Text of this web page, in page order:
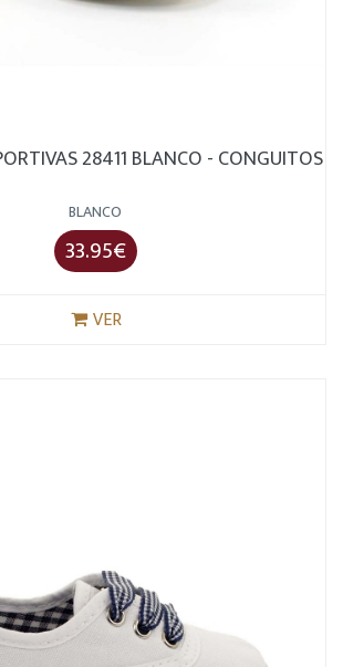
28411 BLANCO - CONGUITOS
BLANCO
33.95€
VER